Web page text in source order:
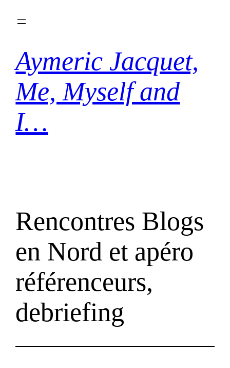
Aymeric Jacquet,
Me, Myself and
I…
Rencontres Blogs
en Nord et apéro
référenceurs,
debriefing